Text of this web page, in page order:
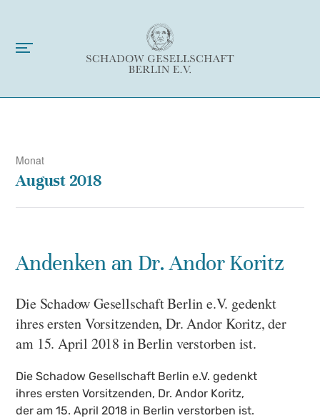
Monat
August 2018
Andenken an Dr. Andor Koritz
Die Schadow Gesellschaft Berlin e.V. gedenkt
ihres ersten Vorsitzenden, Dr. Andor Koritz, der
am 15. April 2018 in Berlin verstorben ist.
Die Schadow Gesellschaft Berlin e.V. gedenkt
ihres ersten Vorsitzenden, Dr. Andor Koritz,
der am 15. April 2018 in Berlin verstorben ist.